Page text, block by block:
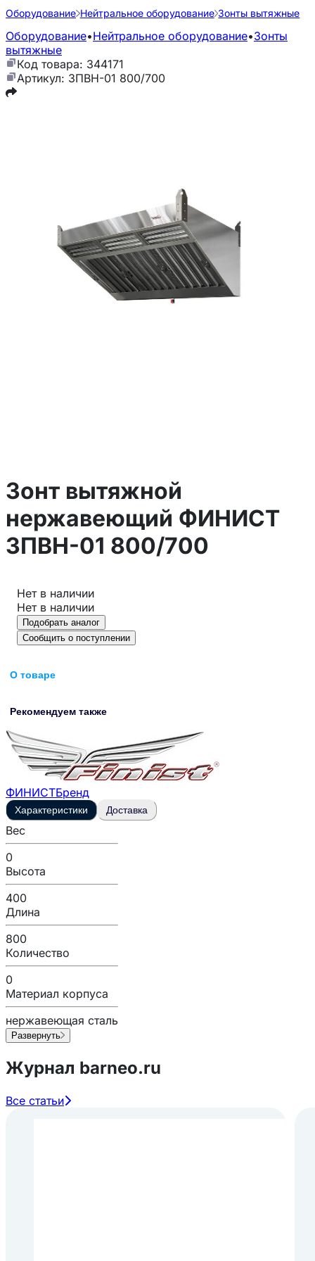
Оборудование Нейтральное оборудование Зонты вытяжные
Оборудование•Нейтральное оборудование•Зонты
вытяжные
Код товара: 344171
Артикул: ЗПВН-01 800/700
Зонт вытяжной
нержавеющий ФИНИСТ
ЗПВН-01 800/700
Нет в наличии
Нет в наличии
Подобрать аналог
Сообщить о поступлении
О товаре
Рекомендуем также
ФИНИСТБренд
Характеристики Доставка
Вес
0
Высота
400
Длина
800
Количество
0
Материал корпуса
нержавеющая сталь
Развернуть
Журнал barneo.ru
Все статьи